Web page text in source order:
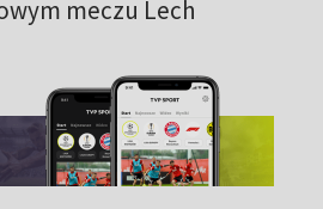
meczu Lech